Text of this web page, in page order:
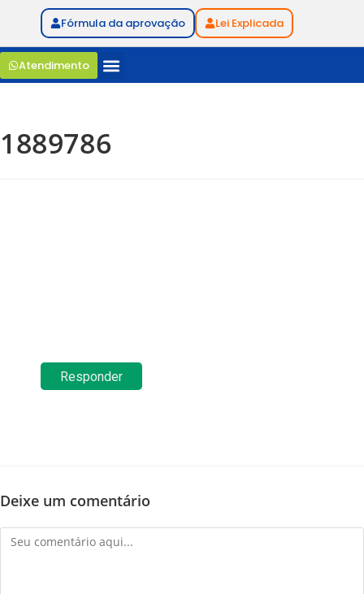
Fórmula da aprovação Lei Explicada
Atendimento
1889786
Responder
Deixe um comentário